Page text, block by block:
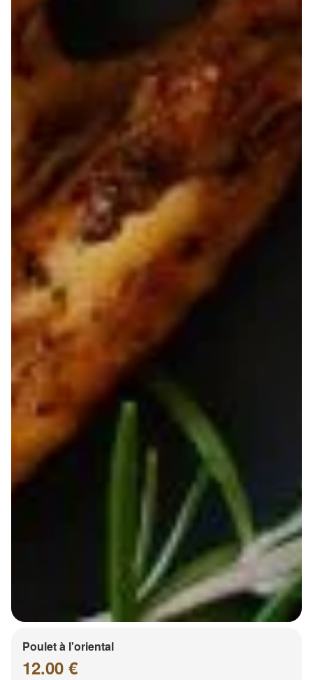
Poulet à l'oriental
12.00 €